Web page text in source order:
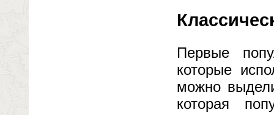
Первые
которые
можно
которая